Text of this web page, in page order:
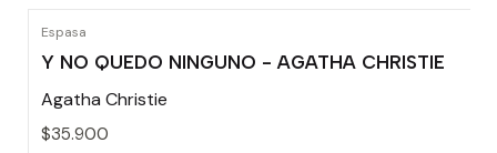
Espasa
Y NO QUEDO NINGUNO - AGATHA CHRISTIE
Agatha Christie
$35.900